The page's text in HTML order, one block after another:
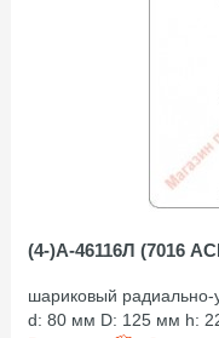
(4-)А-46116Л (7016
шариковый
d: 80 мм D: 125 мм h: